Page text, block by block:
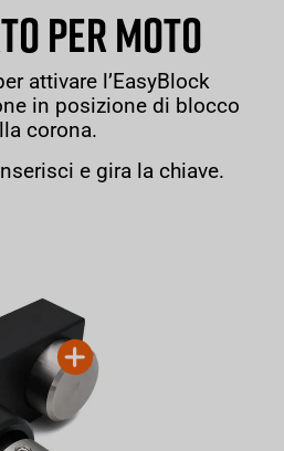
PER MOTO
attivare l’EasyBlock
in posizione di blocco
corona.
e gira la chiave.